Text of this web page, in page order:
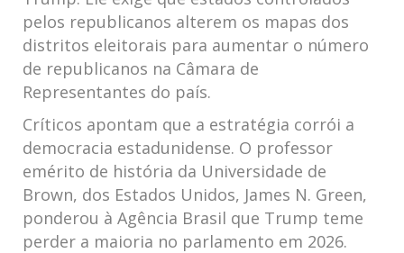
pelos republicanos alterem os mapas dos
distritos eleitorais para aumentar o número
de republicanos na Câmara de
Representantes do país.
Críticos apontam que a estratégia corrói a
democracia estadunidense. O professor
emérito de história da Universidade de
Brown, dos Estados Unidos, James N. Green,
ponderou à Agência Brasil que Trump teme
perder a maioria no parlamento em 2026.